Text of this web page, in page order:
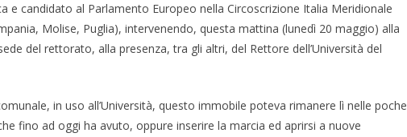
e candidato al Parlamento Europeo nella Circoscrizione Italia Meridionale
Molise, Puglia), intervenendo, questa mattina (lunedì 20 maggio) alla
del rettorato, alla presenza, tra gli altri, del Rettore dell’Università del
in uso all’Università, questo immobile poteva rimanere lì nelle poche
fino ad oggi ha avuto, oppure inserire la marcia ed aprirsi a nuove